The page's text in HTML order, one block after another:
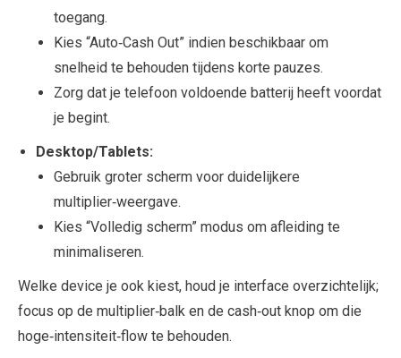
toegang.
Kies “Auto‑Cash Out” indien beschikbaar om
snelheid te behouden tijdens korte pauzes.
Zorg dat je telefoon voldoende batterij heeft voordat
je begint.
Desktop/Tablets:
Gebruik groter scherm voor duidelijkere
multiplier‑weergave.
Kies “Volledig scherm” modus om afleiding te
minimaliseren.
Welke device je ook kiest, houd je interface overzichtelijk;
focus op de multiplier‑balk en de cash‑out knop om die
hoge‑intensiteit‑flow te behouden.